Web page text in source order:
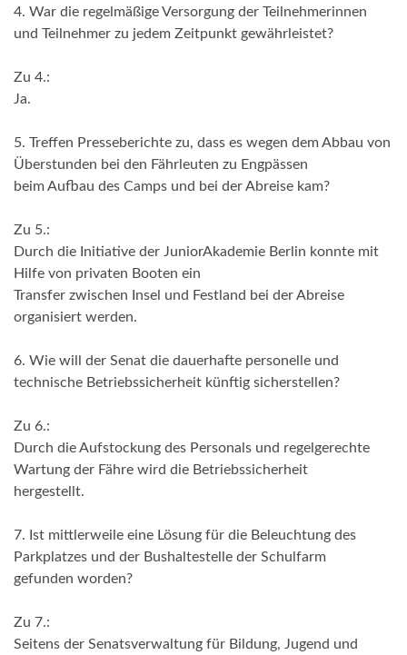
4. War die regelmäßige Versorgung der Teilnehmerinnen
und Teilnehmer zu jedem Zeitpunkt gewährleistet?
Zu 4.:
Ja.
5. Treffen Presseberichte zu, dass es wegen dem Abbau von
Überstunden bei den Fährleuten zu Engpässen
beim Aufbau des Camps und bei der Abreise kam?
Zu 5.:
Durch die Initiative der JuniorAkademie Berlin konnte mit
Hilfe von privaten Booten ein
Transfer zwischen Insel und Festland bei der Abreise
organisiert werden.
6. Wie will der Senat die dauerhafte personelle und
technische Betriebssicherheit künftig sicherstellen?
Zu 6.:
Durch die Aufstockung des Personals und regelgerechte
Wartung der Fähre wird die Betriebssicherheit
hergestellt.
7. Ist mittlerweile eine Lösung für die Beleuchtung des
Parkplatzes und der Bushaltestelle der Schulfarm
gefunden worden?
Zu 7.:
Seitens der Senatsverwaltung für Bildung, Jugend und